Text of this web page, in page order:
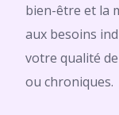
bien-être et la
aux besoins
votre qualité
ou chroniques.